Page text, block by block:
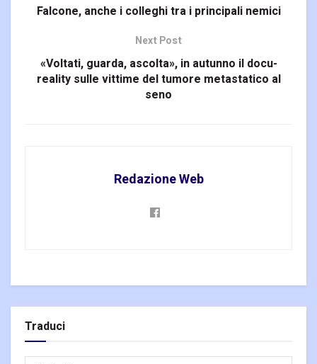
Falcone, anche i colleghi tra i principali nemici
Next Post
«Voltati, guarda, ascolta», in autunno il docu-
reality sulle vittime del tumore metastatico al
seno
Redazione Web
Traduci